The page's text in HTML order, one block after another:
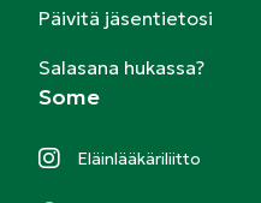
Päivitä jäsentietosi
Salasana hukassa?
Some
Eläinlääkäriliitto